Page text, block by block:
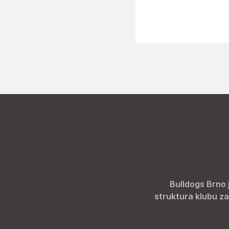
Bulldogs Brno
struktura klubu